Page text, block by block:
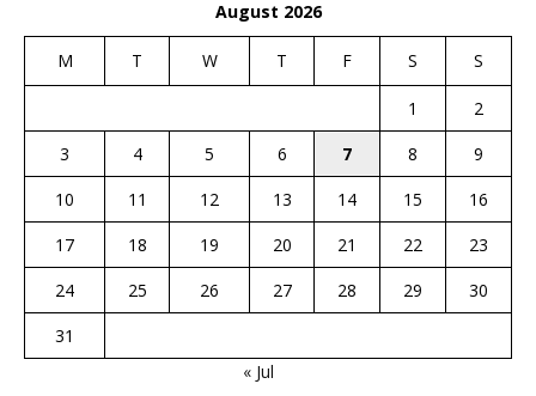
August 2026
M T W T F S S
1
2
3
4 5 6 7 8
9
10
11 12 13 14 15
16
17
18 19 20 21 22
23
24
25 26 27 28 29
30
31
« Jul